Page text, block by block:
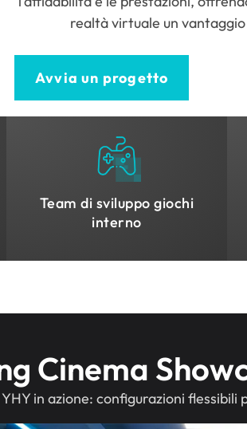
realtà virtuale un
Avvia un progetto
Team di sviluppo giochi
interno
Cinema
in azione: configurazioni flessibili